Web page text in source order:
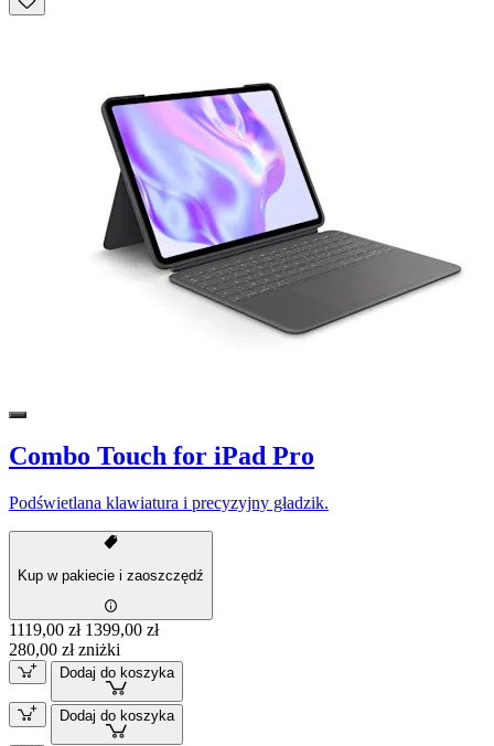
Combo Touch for iPad Pro
Podświetlana klawiatura i precyzyjny gładzik.
Kup w pakiecie i zaoszczędź
1119,00 zł 1399,00 zł
280,00 zł zniżki
Dodaj do koszyka
Dodaj do koszyka